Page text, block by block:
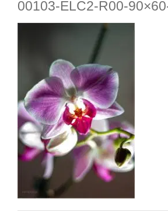
00103-ELC2-R00-